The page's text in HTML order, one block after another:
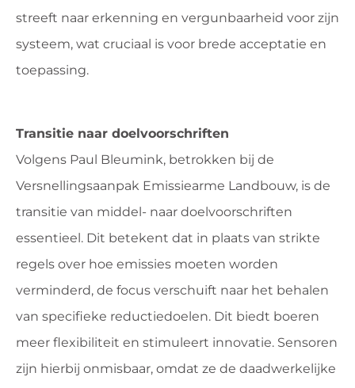
streeft naar erkenning en vergunbaarheid voor zijn
systeem, wat cruciaal is voor brede acceptatie en
toepassing.
Transitie naar doelvoorschriften
Volgens Paul Bleumink, betrokken bij de
Versnellingsaanpak Emissiearme Landbouw, is de
transitie van middel- naar doelvoorschriften
essentieel. Dit betekent dat in plaats van strikte
regels over hoe emissies moeten worden
verminderd, de focus verschuift naar het behalen
van specifieke reductiedoelen. Dit biedt boeren
meer flexibiliteit en stimuleert innovatie. Sensoren
zijn hierbij onmisbaar, omdat ze de daadwerkelijke